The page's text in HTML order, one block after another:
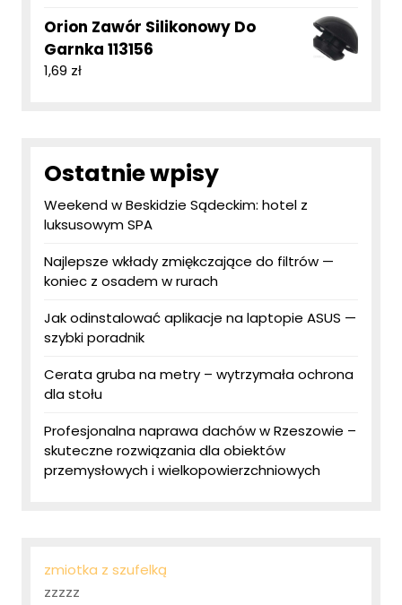
Orion Zawór Silikonowy Do
Garnka 113156
1,69 zł
Ostatnie wpisy
Weekend w Beskidzie Sądeckim: hotel z
luksusowym SPA
Najlepsze wkłady zmiękczające do filtrów —
koniec z osadem w rurach
Jak odinstalować aplikacje na laptopie ASUS —
szybki poradnik
Cerata gruba na metry – wytrzymała ochrona
dla stołu
Profesjonalna naprawa dachów w Rzeszowie –
skuteczne rozwiązania dla obiektów
przemysłowych i wielkopowierzchniowych
zmiotka z szufelką
zzzzz